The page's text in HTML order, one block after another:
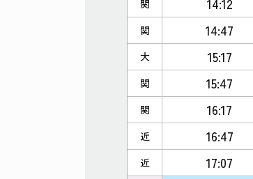
関 14:12
関 14:47
大 15:17
関 15:47
関 16:17
近 16:47
近 17:07